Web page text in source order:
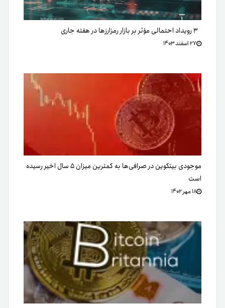
۲۷ اسفند ۱۴۰۳
موجودی بیتکوین در صرافی‌ها به‌ کمترین میزان ۵ سال اخیر رسیده
است
۱۸ مهر ۱۴۰۲